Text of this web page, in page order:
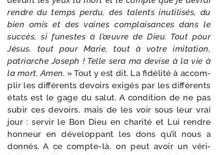
rendre du temps per­du, des talents inuti­li­sés, du
bien omis et des vaines com­plai­sances dans le
suc­cès, si funestes à l’œuvre de Dieu. Tout pour
Jésus, tout pour Marie, tout à votre imi­ta­tion,
patriarche Joseph ! Telle sera ma devise à la vie à
la mort. Amen. » Tout y est dit. La fidé­li­té à accom­
plir les dif­fé­rents devoirs exi­gés par les dif­fé­rents
états est le gage du salut. A condi­tion de ne pas
subir ces devoirs, mais de les voir sous leur vrai
jour : ser­vir le Bon Dieu en cha­ri­té et Lui rendre
hon­neur en déve­lop­pant les dons qu’il nous a
don­nés. A ce compte-​là, on peut avoir un véri­